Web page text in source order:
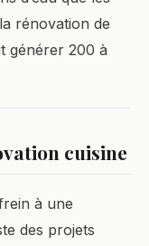
rénovation de
générer 200 à
cuisine
à une
des projets